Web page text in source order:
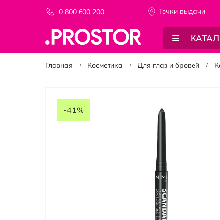
0 800 600 200 Точки выдачи
Главная Косметика Для глаз и бровей
перейти-41%